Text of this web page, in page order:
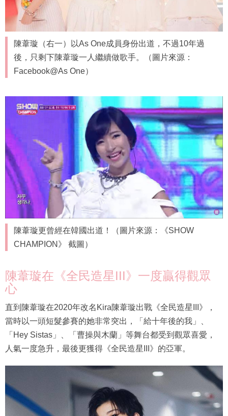
陳葦璇（右一）以As One成員身份出道，不過10年過
後，只剩下陳葦璇一人繼續做歌手。（圖片來源：
Facebook@As One）
陳葦璇更曾經在韓國出道！（圖片來源：《SHOW
CHAMPION》 截圖）
陳葦璇在《全民造星III》一度贏得觀眾
心
直到陳葦璇在2020年改名Kira陳葦璇出戰《全民造星III》，
當時以一頭短髮參賽的她非常突出，「給十年後的我」、
「Hey Sistas」、「曹操與木蘭」等舞台都受到觀眾喜愛，
人氣一度急升，最後更獲得《全民造星III》的亞軍。